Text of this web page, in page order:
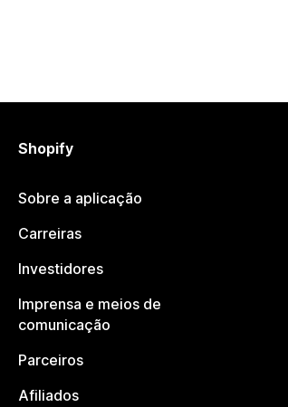
Shopify
Sobre a aplicação
Carreiras
Investidores
Imprensa e meios de
comunicação
Parceiros
Afiliados